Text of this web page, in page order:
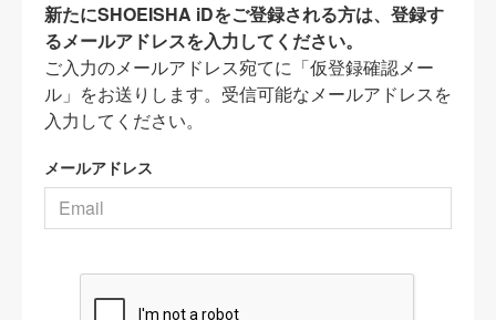
新たにSHOEISHA iDをご登録される方は、登録す
るメールアドレスを入力してください。
ご入力のメールアドレス宛てに「仮登録確認メー
ル」をお送りします。受信可能なメールアドレスを
入力してください。
メールアドレス